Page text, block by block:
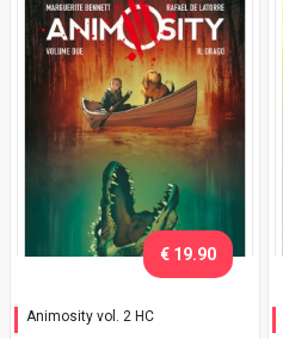
Animosity vol. 2 HC
€ 19.90